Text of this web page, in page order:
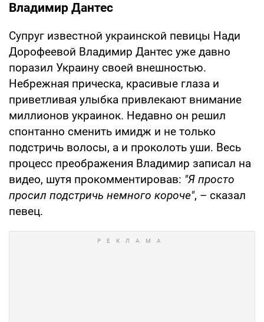
Владимир Дантес
Супруг известной украинской певицы Нади
Дорофеевой Владимир Дантес уже давно
поразил Украину своей внешностью.
Небрежная прическа, красивые глаза и
приветливая улыбка привлекают внимание
миллионов украинок. Недавно он решил
спонтанно сменить имидж и не только
подстричь волосы, а и проколоть уши. Весь
процесс преображения Владимир записал на
видео, шутя прокомментировав: "Я просто
просил подстричь немного короче", – сказал
певец.